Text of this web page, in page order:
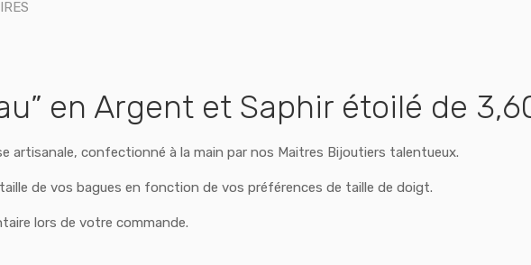
en Argent et Saphir étoilé de
artisanale, confectionné à la main par nos Maitres Bijoutiers talentueux.
de vos bagues en fonction de vos préférences de taille de doigt.
lors de votre commande.